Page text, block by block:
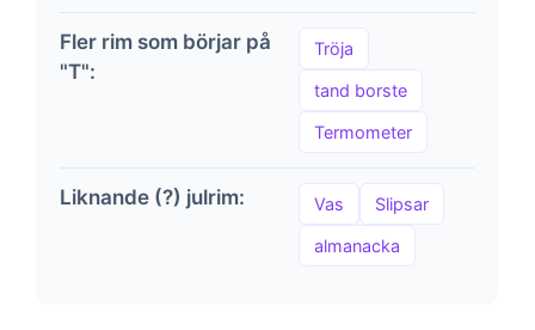
Fler rim som börjar på
"T":
Tröja
tand borste
Termometer
Liknande (?) julrim: Vas Slipsar
almanacka